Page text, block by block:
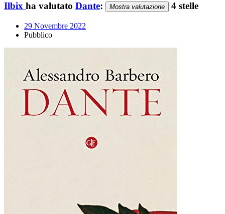
Ilbix ha valutato Dante: Mostra valutazione 4 stelle
29 Novembre 2022
Pubblico